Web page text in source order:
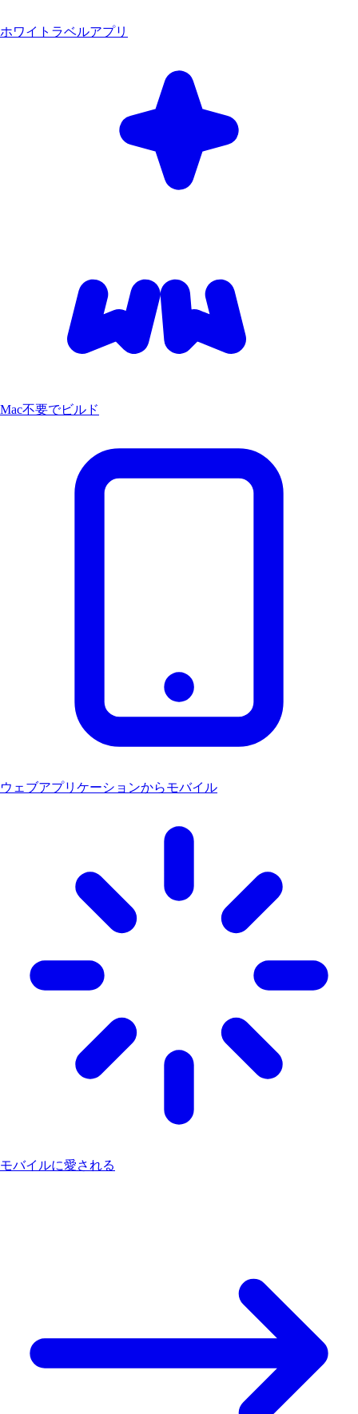
ホワイトラベルアプリ
Mac不要でビルド
ウェブアプリケーションからモバイル
モバイルに愛される